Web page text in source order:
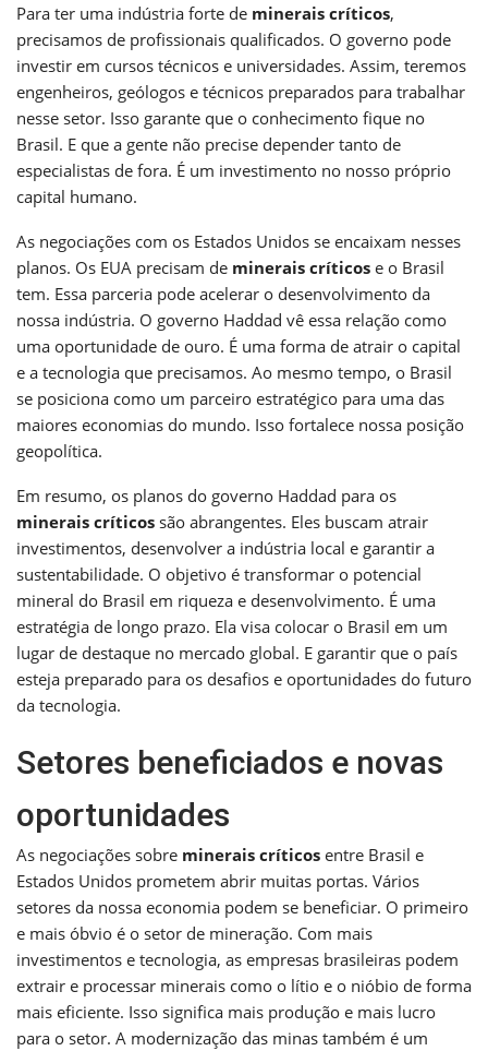
Para ter uma indústria forte de minerais críticos,
precisamos de profissionais qualificados. O governo pode
investir em cursos técnicos e universidades. Assim, teremos
engenheiros, geólogos e técnicos preparados para trabalhar
nesse setor. Isso garante que o conhecimento fique no
Brasil. E que a gente não precise depender tanto de
especialistas de fora. É um investimento no nosso próprio
capital humano.
As negociações com os Estados Unidos se encaixam nesses
planos. Os EUA precisam de minerais críticos e o Brasil
tem. Essa parceria pode acelerar o desenvolvimento da
nossa indústria. O governo Haddad vê essa relação como
uma oportunidade de ouro. É uma forma de atrair o capital
e a tecnologia que precisamos. Ao mesmo tempo, o Brasil
se posiciona como um parceiro estratégico para uma das
maiores economias do mundo. Isso fortalece nossa posição
geopolítica.
Em resumo, os planos do governo Haddad para os
minerais críticos são abrangentes. Eles buscam atrair
investimentos, desenvolver a indústria local e garantir a
sustentabilidade. O objetivo é transformar o potencial
mineral do Brasil em riqueza e desenvolvimento. É uma
estratégia de longo prazo. Ela visa colocar o Brasil em um
lugar de destaque no mercado global. E garantir que o país
esteja preparado para os desafios e oportunidades do futuro
da tecnologia.
Setores beneficiados e novas
oportunidades
As negociações sobre minerais críticos entre Brasil e
Estados Unidos prometem abrir muitas portas. Vários
setores da nossa economia podem se beneficiar. O primeiro
e mais óbvio é o setor de mineração. Com mais
investimentos e tecnologia, as empresas brasileiras podem
extrair e processar minerais como o lítio e o nióbio de forma
mais eficiente. Isso significa mais produção e mais lucro
para o setor. A modernização das minas também é um